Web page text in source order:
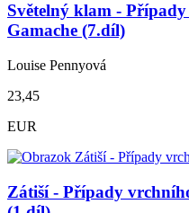
Světelný klam -
Gamache (7.díl)
Louise Pennyová
23,45
EUR
Zátiší - Případy